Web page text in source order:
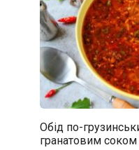
Обід по-
гранатовим соком